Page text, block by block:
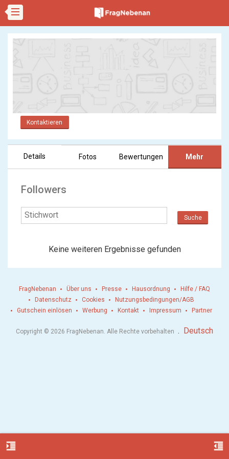
Kontaktieren
Details Fotos Bewertungen Mehr
Followers
Suche
Keine weiteren Ergebnisse gefunden
format_indent_increase format_indent_decrease
FragNebenan Über uns Presse Hausordnung
Hilfe / FAQ
Datenschutz
Cookies
Nutzungsbedingungen/AGB
Gutschein einlösen
Werbung Kontakt Impressum Partner
Copyright © 2026 FragNebenan. Alle Rechte vorbehalten . Deutsch